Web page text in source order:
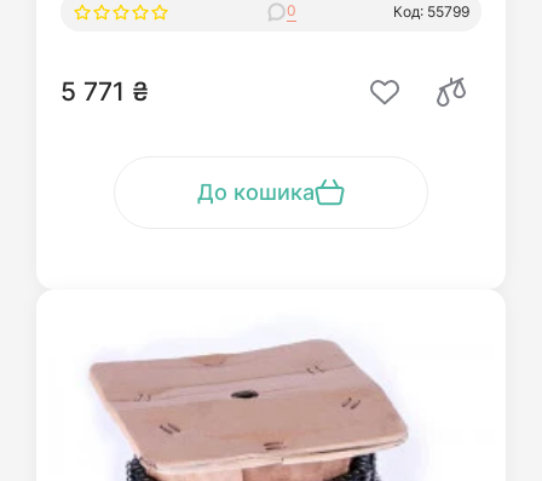
0 Код: 55799
5 771 ₴
До кошика